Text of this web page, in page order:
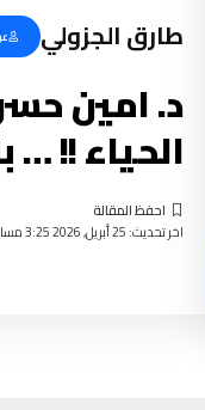
طارق الجزولي
د. امين
الحياء !!
اخر تحديث: 25 أبريل, 2026 3:25 مساءً